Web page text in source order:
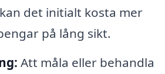
det initialt kosta mer
på lång sikt.
Att måla eller behandla